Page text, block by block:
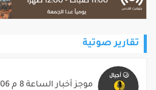
تقارير صوتية
موجز أخبار الساعة 8 م 2026/08/06